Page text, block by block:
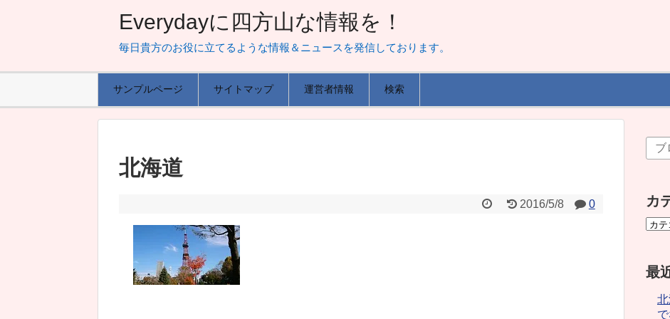
Everydayに四方山な情報を！
毎日貴方のお役に立てるような情報＆ニュースを発信しております。
サンプルページ サイトマップ 運営者情報 検索
北海道
2016/5/8 0 カ
最